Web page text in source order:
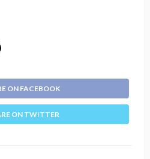
ON FACEBOOK
ON TWITTER